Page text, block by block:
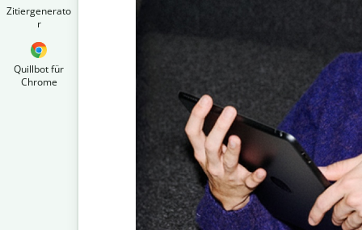
Zitiergenerato
r
Quillbot für
Chrome